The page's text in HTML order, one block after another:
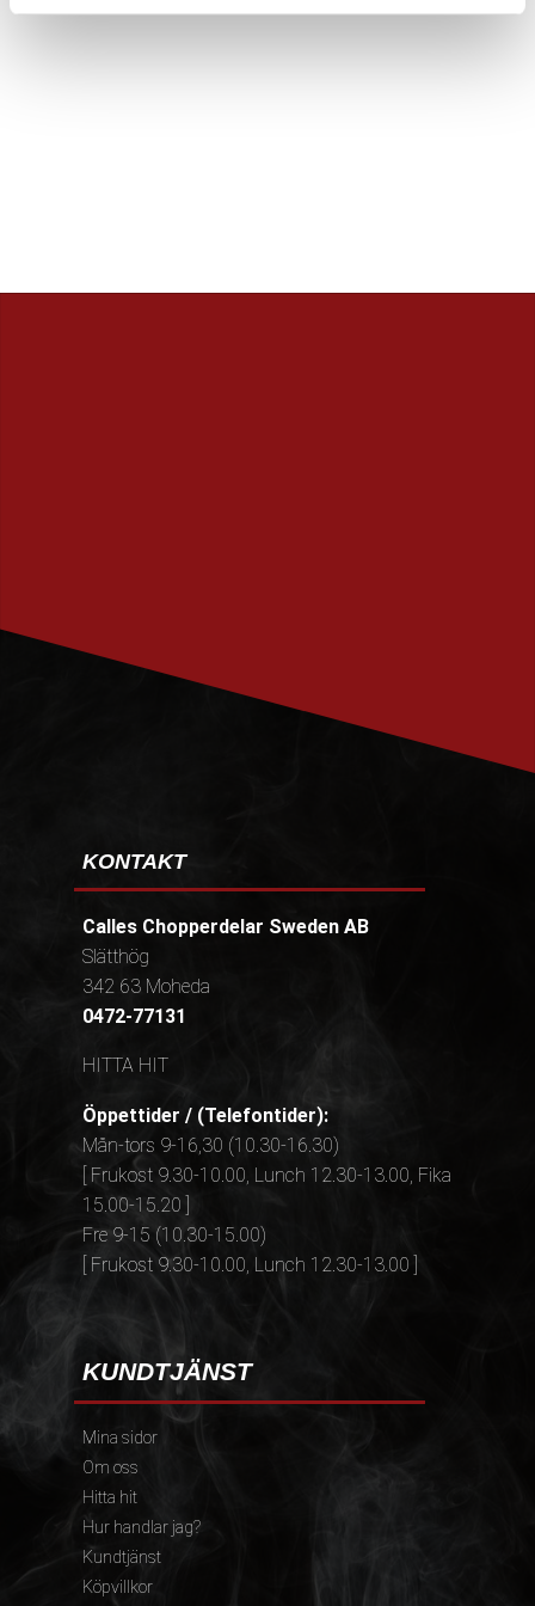
KONTAKT
Calles Chopperdelar Sweden AB
Slätthög
342 63 Moheda
0472-77131
HITTA HIT
Öppettider / (Telefontider):
Mån-tors 9-16,30 (10.30-16.30)
[ Frukost 9.30-10.00, Lunch 12.30-13.00, Fika
15.00-15.20 ]
Fre 9-15 (10.30-15.00)
[ Frukost 9.30-10.00, Lunch 12.30-13.00 ]
KUNDTJÄNST
Mina sidor
Om oss
Hitta hit
Hur handlar jag?
Kundtjänst
Köpvillkor